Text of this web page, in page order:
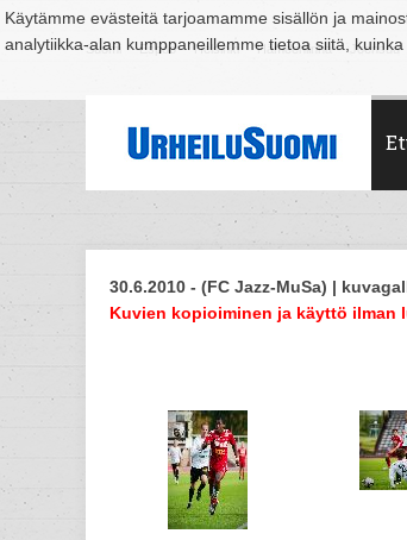
Käytämme evästeitä tarjoamamme sisällön ja
analytiikka-alan kumppaneillemme tietoa siitä, kuinka
Suomi Espoo Helsinki Hämeenlinna Joensuu
30.6.2010 - (FC Jazz-MuSa) |
Kuvien kopioiminen ja käyttö ilman